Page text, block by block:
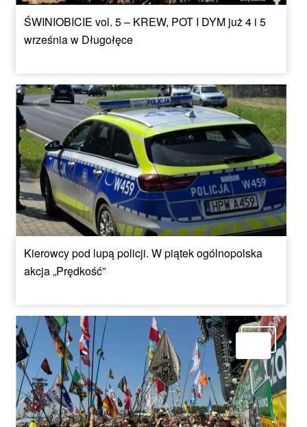
ŚWINIOBICIE vol. 5 – KREW, POT I DYM już 4 i 5
września w Długołęce
Kierowcy pod lupą policji. W piątek ogólnopolska
akcja „Prędkość”